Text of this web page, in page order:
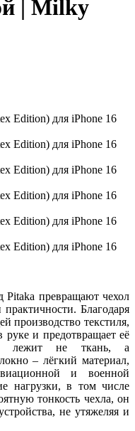
| Milky
превращают чехол
Благодаря
производство текстиля,
руке и предотвращает её
лежит не ткань, а
– лёгкий материал,
и военной
нагрузки, в том числе
тонкость чехла, он
не утяжеляя и